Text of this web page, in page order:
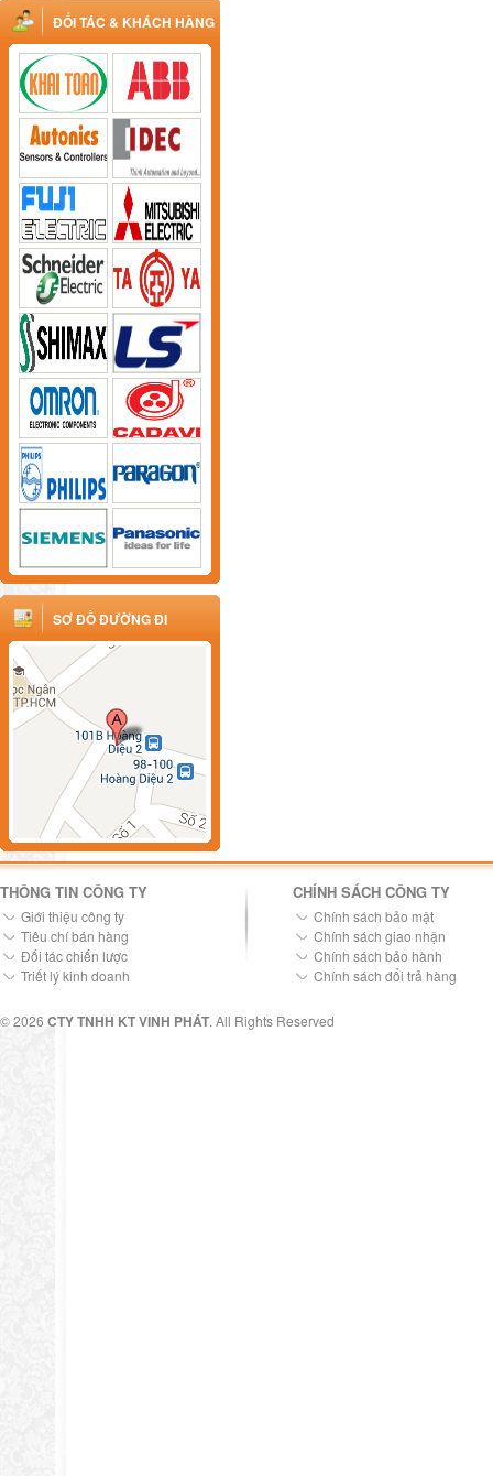
ĐỐI TÁC & KHÁCH HÀNG
SƠ ĐỒ ĐƯỜNG ĐI
THÔNG TIN CÔNG TY
Giới thiệu công ty
Tiêu chí bán hàng
Đối tác chiến lược
Triết lý kinh doanh
CHÍNH SÁCH CÔNG TY
Chính sách bảo mật
Chính sách giao nhận
Chính sách bảo hành
Chính sách đổi trả hàng
© 2026 CTY TNHH KT VINH PHÁT. All Rights Reserved